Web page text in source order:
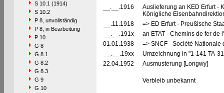
S 10.1 (1914)
S 10.2
P 8, unvollständig
P 8, in Bearbeitung
P 10
G 8
G 8.1
G 8.2
G 8.3
G 9
G 10
__.__.1916
Auslieferung an KED Erfurt -
Königliche
__.11.1918
=> ED Erfurt - Preußische
__.__.191x
an ETAT - Chemins de fer de
01.01.1938
=> SNCF - Société
__.__.19xx
Umzeichnung in "1-141 TA-
22.04.1952
Ausmusterung [Longwy]
Verbleib unbekannt